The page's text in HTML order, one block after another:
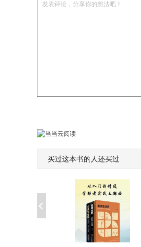
发表评论，分享你的想法吧！
买过这本书的人还买过